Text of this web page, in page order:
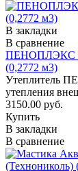
В закладки
В сравнение
ПЕНОПЛЭКС
(0,2772 м3)
Утеплитель
утепления
3150.00 руб.
Купить
В закладки
В сравнение